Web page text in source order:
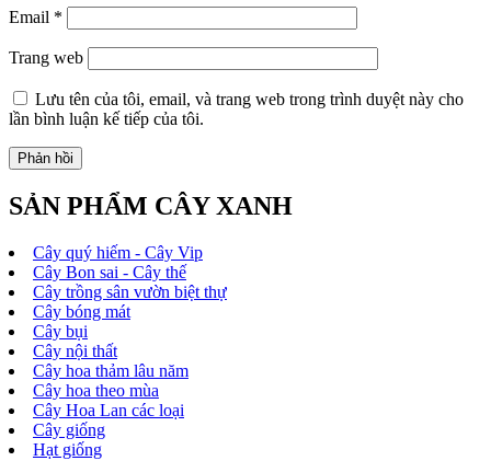
Email *
Trang web
Lưu tên của tôi, email, và trang web trong trình duyệt này cho
lần bình luận kế tiếp của tôi.
SẢN PHẨM CÂY XANH
Cây quý hiếm - Cây Vip
Cây Bon sai - Cây thế
Cây trồng sân vườn biệt thự
Cây bóng mát
Cây bụi
Cây nội thất
Cây hoa thảm lâu năm
Cây hoa theo mùa
Cây Hoa Lan các loại
Cây giống
Hạt giống